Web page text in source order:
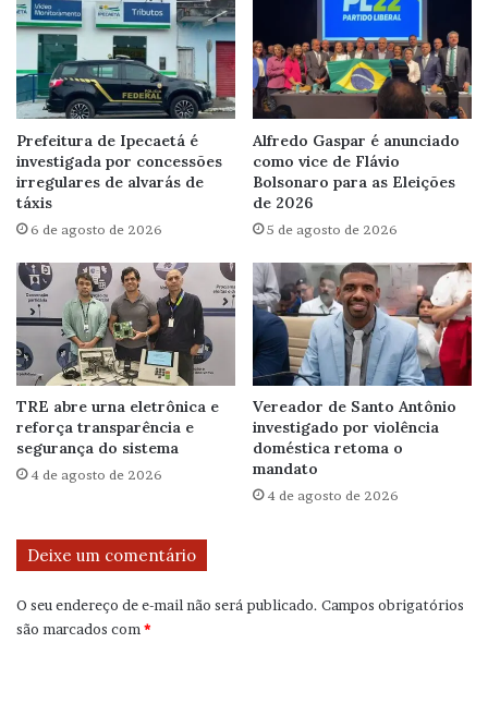
Prefeitura de Ipecaetá é
investigada por concessões
irregulares de alvarás de
táxis
6 de agosto de 2026
Alfredo Gaspar é anunciado
como vice de Flávio
Bolsonaro para as Eleições
de 2026
5 de agosto de 2026
TRE abre urna eletrônica e
reforça transparência e
segurança do sistema
4 de agosto de 2026
Vereador de Santo Antônio
investigado por violência
doméstica retoma o
mandato
4 de agosto de 2026
Deixe um comentário
O seu endereço de e-mail não será publicado. Campos obrigatórios
são marcados com*